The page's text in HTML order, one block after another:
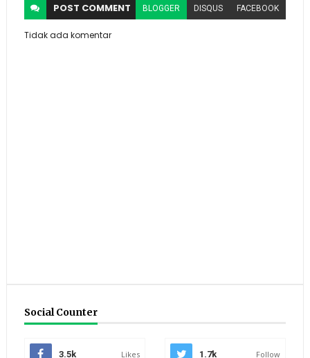
POST COMMENT BLOGGER DISQUS FACEBOOK
Tidak ada komentar
Social Counter
3.5k Likes 1.7k Follow